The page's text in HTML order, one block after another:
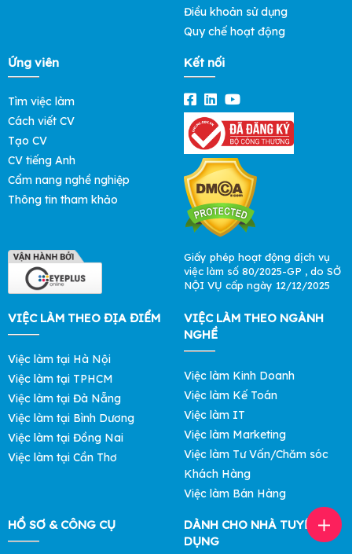
Điều khoản sử dụng
Quy chế hoạt động
Ứng viên
Tìm việc làm
Cách viết CV
Tạo CV
CV tiếng Anh
Cẩm nang nghề nghiệp
Thông tin tham khảo
Kết nối
Giấy phép hoạt động dịch vụ
việc làm số 80/2025-GP , do SỞ
NỘI VỤ cấp ngày 12/12/2025
VIỆC LÀM THEO ĐỊA ĐIỂM
Việc làm tại Hà Nội
Việc làm tại TPHCM
Việc làm tại Đà Nẵng
Việc làm tại Bình Dương
Việc làm tại Đồng Nai
Việc làm tại Cần Thơ
VIỆC LÀM THEO NGÀNH
NGHỀ
Việc làm Kinh Doanh
Việc làm Kế Toán
Việc làm IT
Việc làm Marketing
Việc làm Tư Vấn/Chăm sóc
Khách Hàng
Việc làm Bán Hàng
HỒ SƠ & CÔNG CỤ
DÀNH CHO NHÀ TUYỂN
DỤNG